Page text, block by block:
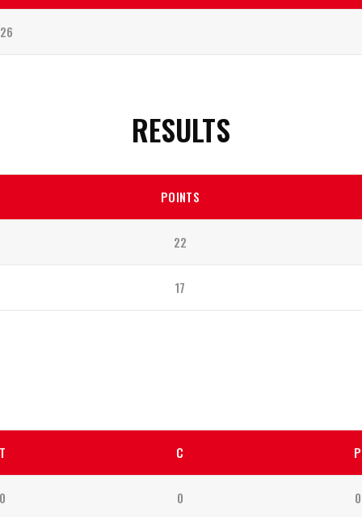
RESULTS
POINTS
22
17
T C P
0 0 0